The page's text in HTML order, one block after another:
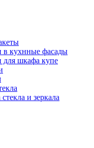
в кухнные фасады
для шкафа купе
и зеркала